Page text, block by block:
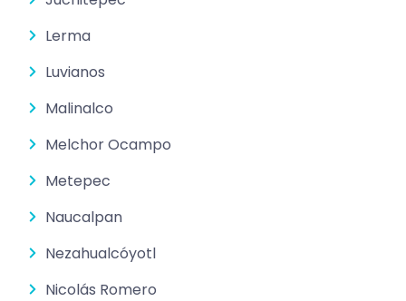
Lerma
Luvianos
Malinalco
Melchor Ocampo
Metepec
Naucalpan
Nezahualcóyotl
Nicolás Romero